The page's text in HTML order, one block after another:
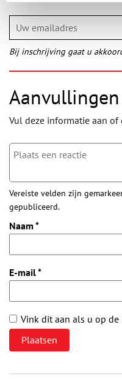
Bij inschrijving gaat u
Aanvullingen
Vul deze informatie aan of
Vereiste velden zijn
gepubliceerd.
Naam *
E-mail*
Vink dit aan als u op